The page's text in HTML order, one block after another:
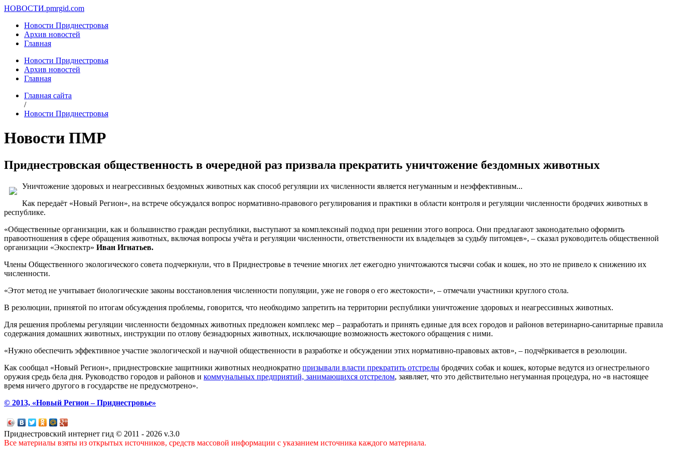
НОВОСТИ.pmrgid.com
Новости Приднестровья
Архив новостей
Главная
Новости Приднестровья
Архив новостей
Главная
Главная сайта
/
Новости Приднестровья
Новости ПМР
Приднестровская общественность в очередной раз призвала прекратить уничтожение бездомных животных
Уничтожение здоровых и неагрессивных бездомных животных как способ регуляции их численности является негуманным и неэффективным...
Как передаёт «Новый Регион», на встрече обсуждался вопрос нормативно-правового регулирования и практики в области контроля и регуляции численности бродячих животных в
республике.
«Общественные организации, как и большинство граждан республики, выступают за комплексный подход при решении этого вопроса. Они предлагают законодательно оформить
правоотношения в сфере обращения животных, включая вопросы учёта и регуляции численности, ответственности их владельцев за судьбу питомцев», – сказал руководитель общественной
организации «Экоспектр» Иван Игнатьев.
Члены Общественного экологического совета подчеркнули, что в Приднестровье в течение многих лет ежегодно уничтожаются тысячи собак и кошек, но это не привело к снижению их
численности.
«Этот метод не учитывает биологические законы восстановления численности популяции, уже не говоря о его жестокости», – отмечали участники круглого стола.
В резолюции, принятой по итогам обсуждения проблемы, говорится, что необходимо запретить на территории республики уничтожение здоровых и неагрессивных животных.
Для решения проблемы регуляции численности бездомных животных предложен комплекс мер – разработать и принять единые для всех городов и районов ветеринарно-санитарные правила
содержания домашних животных, инструкции по отлову безнадзорных животных, исключающие возможность жестокого обращения с ними.
«Нужно обеспечить эффективное участие экологической и научной общественности в разработке и обсуждении этих нормативно-правовых актов», – подчёркивается в резолюции.
Как сообщал «Новый Регион», приднестровские защитники животных неоднократно призывали власти прекратить отстрелы бродячих собак и кошек, которые ведутся из огнестрельного
оружия средь бела дня. Руководство городов и районов и коммунальных предприятий, занимающихся отстрелом, заявляет, что это действительно негуманная процедура, но «в настоящее
время ничего другого в государстве не предусмотрено».
© 2013, «Новый Регион – Приднестровье»
Приднестровский интернет гид © 2011 - 2026 v.3.0
Все материалы взяты из открытых источников, средств массовой информации с указанием источника каждого материала.